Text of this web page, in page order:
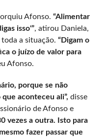
Afonso. “Alimentar
isso'”, atirou Daniela,
a situação. “Digam o
o juízo de valor para
Afonso.
porque se não
aconteceu ali”, disse
de Afonso e
vezes a outra. Isto para
fazer passar que